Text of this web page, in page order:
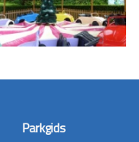
Parkgids